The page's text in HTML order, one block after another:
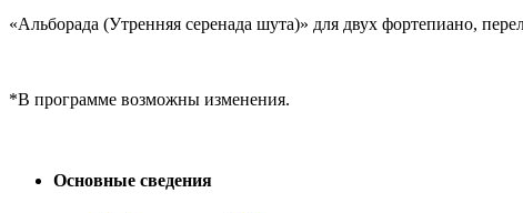
«Альборада (Утренняя серенада шута)» для двух фортепиано,
*В программе возможны изменения.
Основные сведения